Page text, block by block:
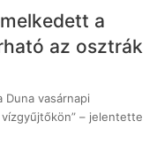
a
az osztrák
Duna vasárnapi
– jelentette